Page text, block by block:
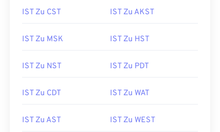
IST Zu CST IST Zu AKST
IST Zu MSK IST Zu HST
IST Zu NST IST Zu PDT
IST Zu CDT IST Zu WAT
IST Zu AST IST Zu WEST